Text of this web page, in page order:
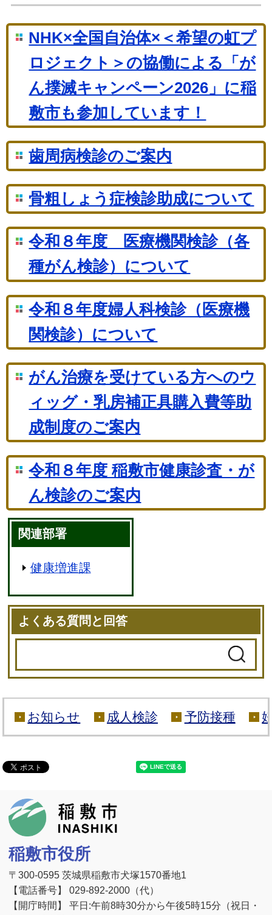
NHK×全国自治体×＜希望の虹プ
ロジェクト＞の協働による「が
ん撲滅キャンペーン2026」に稲
敷市も参加しています！
歯周病検診のご案内
骨粗しょう症検診助成について
令和８年度 医療機関検診（各
種がん検診）について
令和８年度婦人科検診（医療機
関検診）について
がん治療を受けている方へのウ
ィッグ・乳房補正具購入費等助
成制度のご案内
令和８年度 稲敷市健康診査・が
ん検診のご案内
関連部署
健康増進課
よくある質問と回答
お知らせ 成人検診 予防接種
稲敷市役所
〒300-0595 茨城県稲敷市犬塚1570番地1
【電話番号】 029-892-2000（代）
【開庁時間】 平日:午前8時30分から午後5時15分（祝日・